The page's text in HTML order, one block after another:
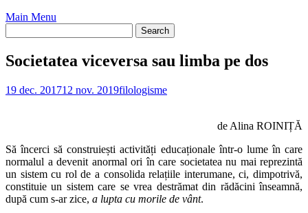
Main Menu
Societatea viceversa sau limba pe dos
19 dec. 201712 nov. 2019filologisme
de Alina ROINIȚĂ
Să încerci să construiești activități educaționale într-o lume în care
normalul a devenit anormal ori în care societatea nu mai reprezintă
un sistem cu rol de a consolida relațiile interumane, ci, dimpotrivă,
constituie un sistem care se vrea destrămat din rădăcini înseamnă,
după cum s-ar zice, a lupta cu morile de vânt.